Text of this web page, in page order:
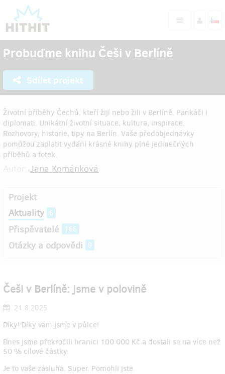
Probuďme knihu Češi v Berlíně
Sdílet projekt
Životní příběhy Čechů, kteří žijí nebo žili v Berlíně. Pankáči i
diplomati. Unikátní životní situace, kultura, inspirace.
Rozhovory, historie, tipy na Berlín. Vaše předobjednávky
pomůžou zaplatit vydání krásné knihy plné jedinečných
příběhů a fotek.
Jana Kománková
Projekt
Aktuality 6
Přispěvatelé 166
Otázky a odpovědi 9
Češi v Berlíně: jsme v polovině
21.8.2025
Díky! Díky vám jsme v půlce!
Dnes jsme překročili hranici 100 000 Kč a dostali se na více než
50 % cílové částky.
Je to vaše zásluha. Super. Pomohli jste.